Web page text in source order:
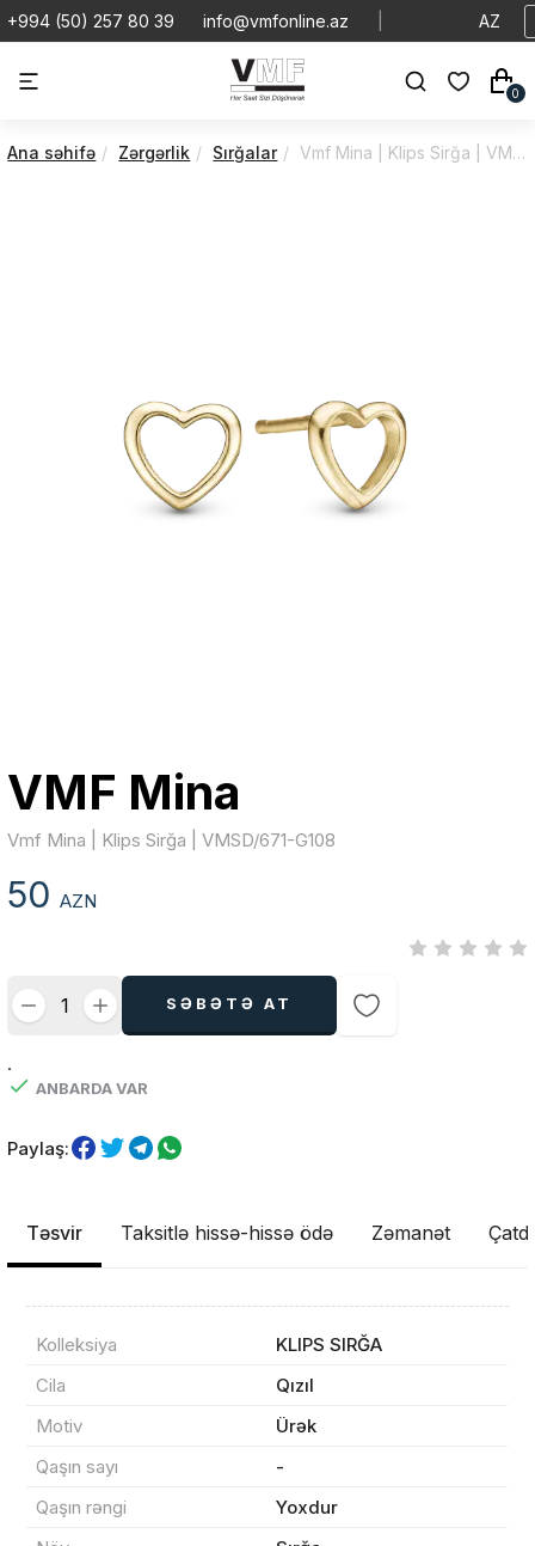
+994 (50) 257 80 39 info@vmfonline.az AZ
0
Ana səhifə Zərgərlik Sırğalar Vmf Mina | Klips Sirğa | VMSD/671-G108
VMF Mina
Vmf Mina | Klips Sirğa | VMSD/671-G108
50AZN
SƏBƏTƏ AT
.
ANBARDA VAR
Paylaş:
Təsvir Taksitlə hissə-hissə ödə Zəmanət
Kolleksiya
KLIPS SIRĞA
Cila
Qızıl
Motiv
Ürək
Qaşın sayı
-
Qaşın rəngi
Yoxdur
Məhsul(lar) səbətə əlavə edildi
Sifarişin detalları